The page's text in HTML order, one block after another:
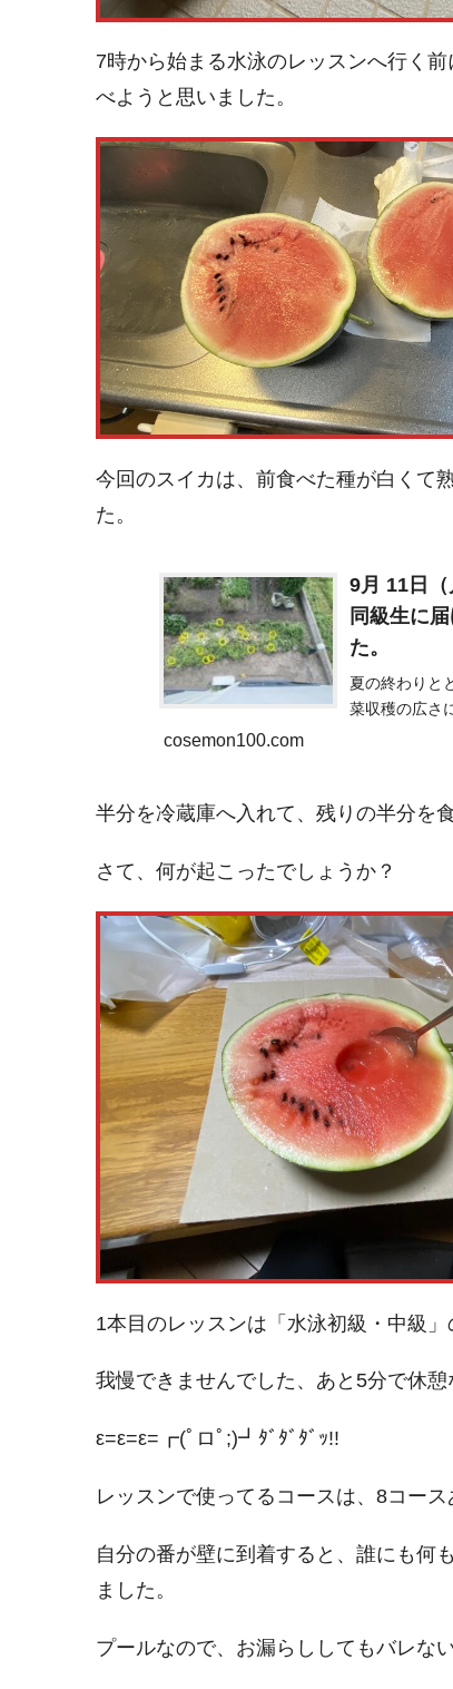
7時から始まる水泳のレッスンへ行く
べようと思いました。
今回のスイカは、前食べた種が白くて
た。
9月 11日
同級生に
た。
夏の終わりと
菜収穫の広さ
cosemon100.com
半分を冷蔵庫へ入れて、残りの半分を
さて、何が起こったでしょうか？
1本目のレッスンは「水泳初級・中級」
我慢できませんでした、あと5分で休
ε=ε=ε=┏(ﾟロﾟ;)┛ﾀﾞﾀﾞﾀﾞｯ!!
レッスンで使ってるコースは、8コー
自分の番が壁に到着すると、誰にも何
ました。
プールなので、お漏らししてもバレな